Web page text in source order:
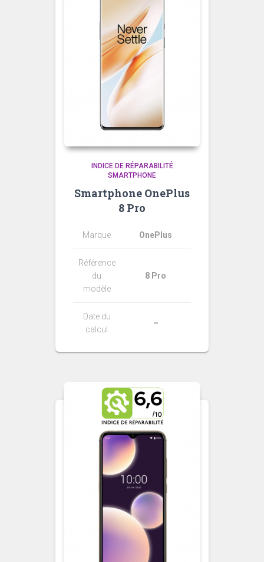
INDICE DE RÉPARABILITÉ
SMARTPHONE
Smartphone OnePlus
8 Pro
Marque OnePlus
Référence
du
modèle
8 Pro
Date du
calcul
–